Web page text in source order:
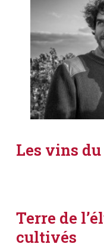
Les vins
Terre de
cultivés